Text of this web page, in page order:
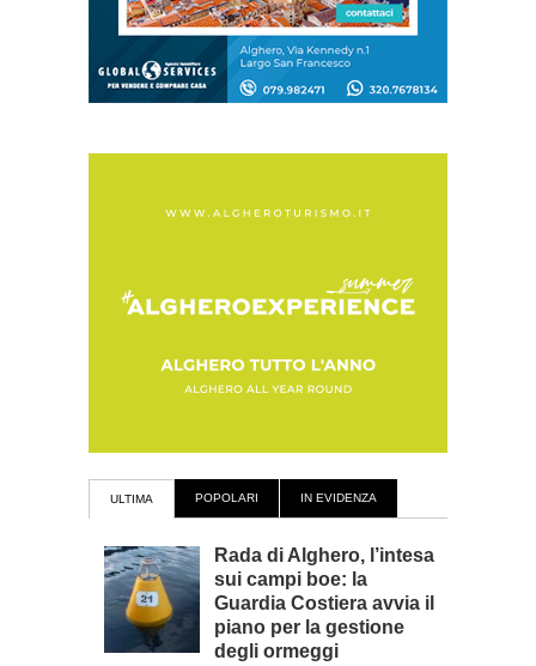
ULTIMA POPOLARI IN EVIDENZA
Rada di Alghero, l’intesa
sui campi boe: la
Guardia Costiera avvia il
piano per la gestione
degli ormeggi